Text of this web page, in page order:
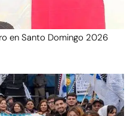
en Santo Domingo 2026